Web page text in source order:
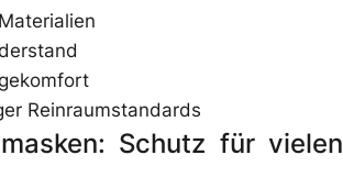
Reinraumstandards
Schutz für vielen